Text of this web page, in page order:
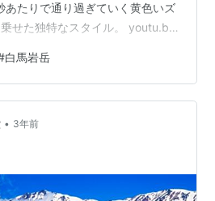
あたりで通り過ぎていく黄色いズ
せた独特なスタイル。 youtu.be
に切り替えつつある「昭和の煽
方も多いだろう。 オレ自身、今
烈な幅寄せにて路肩に追いやら
得ない状況にてアクシデントに
ックはあるので去年「1軍昇…
白馬岩岳
• 3年前